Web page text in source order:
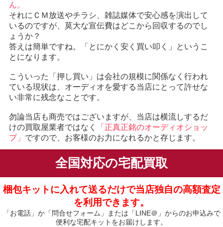
ん。
それにＣＭ放送やチラシ、雑誌媒体で安心感を演出して
いるのですが、莫大な宣伝費はどこから回収するのでし
ょうか？
答えは簡単ですね。「とにかく安く買い叩く」というこ
とになります。
こういった「押し買い」は会社の規模に関係なく行われ
ている現状は、オーディオを愛する当店にとって許せな
い非常に残念なことです。
勿論当店も商売ではございますが、当店は横流しするだ
けの買取屋業者ではなく
「正真正銘のオーディオショッ
プ」 ですので、お客様のお力になれるかと存じます。
全国対応の宅配買取
梱包キットに入れて送るだけで当店独自の高額査定
を利用できます。
「お電話」か「問合せフォーム」または「LINE＠」からのお申込みで
便利な宅配キットをお届けします。